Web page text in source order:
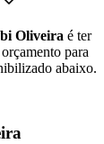
Oliveira é ter
para
abaixo.